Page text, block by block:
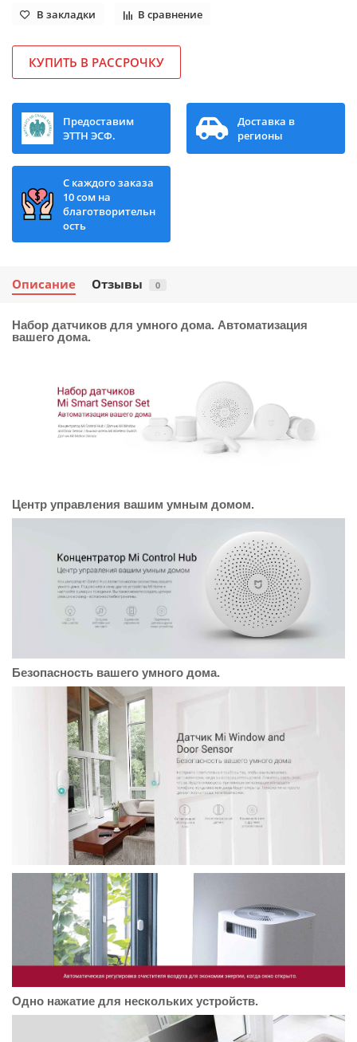
В закладки В сравнение
КУПИТЬ В РАССРОЧКУ
Предоставим
ЭТТН ЭСФ.
Доставка в
регионы
С каждого заказа
10 сом на
благотворительн
ость
Описание Отзывы 0
Набор датчиков для умного дома. Автоматизация
вашего дома.
Центр управления вашим умным домом.
Безопасность вашего умного дома.
Одно нажатие для нескольких устройств.